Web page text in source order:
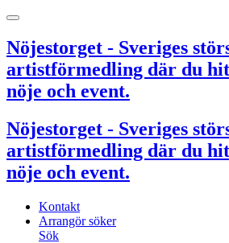
Nöjestorget - Sveriges
artistförmedling där du
nöje och event.
Nöjestorget - Sveriges
artistförmedling där du
nöje och event.
Kontakt
Arrangör söker
Sök